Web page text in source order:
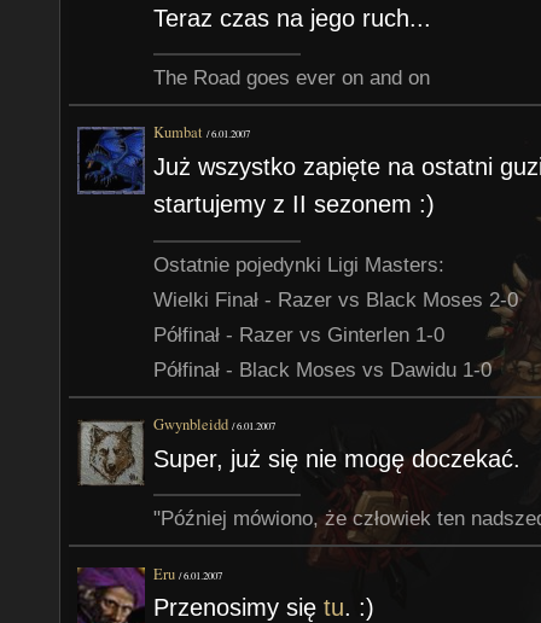
Teraz czas na jego ruch...
The Road goes ever on and on
Kumbat /6.01.2007
Już wszystko zapięte na ostatni
startujemy z II sezonem :)
Ostatnie pojedynki Ligi Masters:
Wielki Finał - Razer vs Black Moses 2-0
Półfinał - Razer vs Ginterlen 1-0
Półfinał - Black Moses vs Dawidu 1-0
Gwynbleidd /6.01.2007
Super, już się nie mogę doczekać.
"Później mówiono, że człowiek ten
Eru /6.01.2007
Przenosimy siętu. :)